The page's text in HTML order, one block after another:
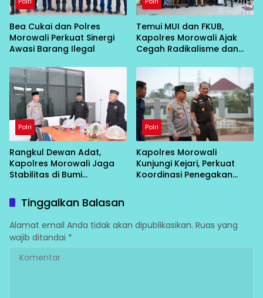
Bea Cukai dan Polres
Morowali Perkuat Sinergi
Awasi Barang Ilegal
Temui MUI dan FKUB,
Kapolres Morowali Ajak
Cegah Radikalisme dan
Polri
Rangkul Dewan Adat,
Kapolres Morowali Jaga
Stabilitas di Bumi
Polri
Kapolres Morowali
Kunjungi Kejari, Perkuat
Koordinasi Penegakan
Tinggalkan Balasan
Alamat email Anda tidak akan dipublikasikan. Ruas yang
wajib ditandai *